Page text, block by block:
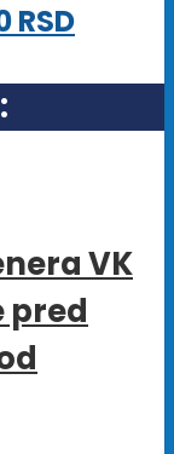
RSD
VK
pred